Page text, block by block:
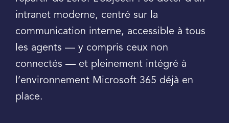
intranet moderne, centré sur la
communication interne, accessible à tous
les agents — y compris ceux non
connectés — et pleinement intégré à
l’environnement Microsoft 365 déjà en
place.